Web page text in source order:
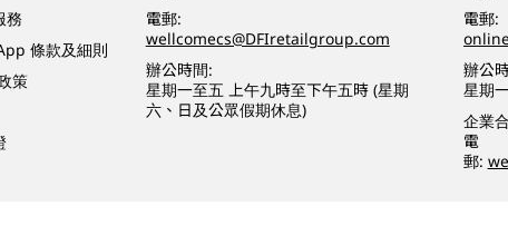
務
條款及細則
策
電郵:
wellcomecs@DFIretailgroup.com
辦公時間:
星期一至五 上午九時至下午五時 (星期
六、日及公眾假期休息)
電郵:
辦公
星期
企業
電
郵: